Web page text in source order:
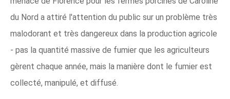
du Nord a attiré l'attention du public sur un problème très
malodorant et très dangereux dans la production agricole
- pas la quantité massive de fumier que les agriculteurs
gèrent chaque année, mais la manière dont le fumier est
collecté, manipulé, et diffusé.